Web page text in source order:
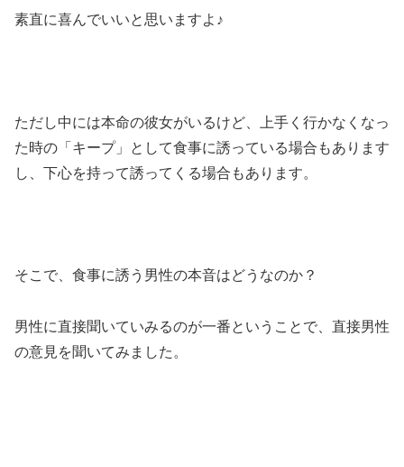
素直に喜んでいいと思いますよ♪
ただし中には本命の彼女がいるけど、上手く行かなくなっ
た時の「キープ」として食事に誘っている場合もあります
し、下心を持って誘ってくる場合もあります。
そこで、食事に誘う男性の本音はどうなのか？
男性に直接聞いていみるのが一番ということで、直接男性
の意見を聞いてみました。